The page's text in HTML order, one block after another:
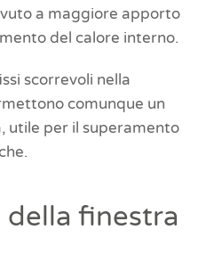
a maggiore apporto
del calore interno.
scorrevoli nella
comunque un
utile per il superamento
della finestra